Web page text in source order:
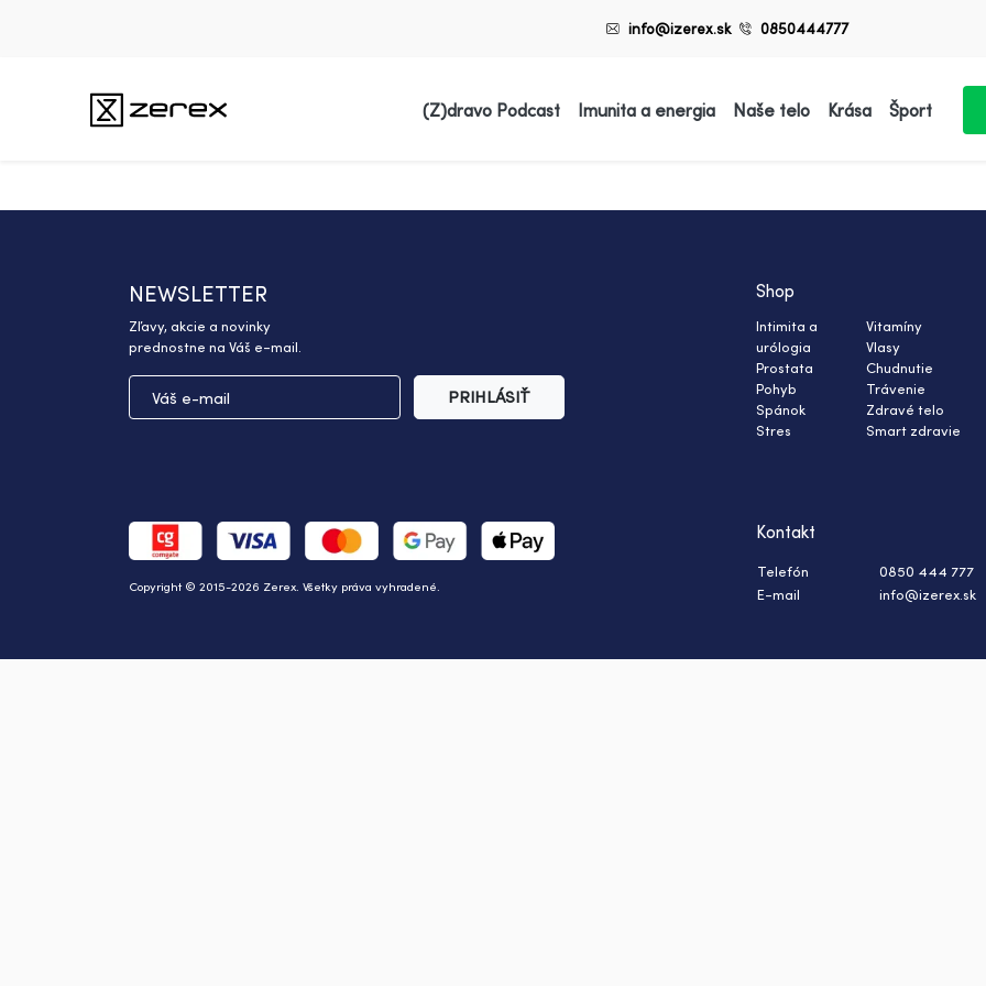
info@izerex.sk 0850444777
(Z)dravo Podcast Imunita a energia Naše telo Krása Šport
NEWSLETTER
Zľavy, akcie a novinky
prednostne na Váš e-mail.
PRIHLÁSIŤ
Shop
Intimita a
urólogia
Prostata
Pohyb
Spánok
Stres
Vitamíny
Vlasy
Chudnutie
Trávenie
Zdravé telo
Smart zdravie
Copyright © 2015-2026 Zerex. Všetky práva vyhradené.
Kontakt
Telefón
0850 444 777
E-mail
info@izerex.sk